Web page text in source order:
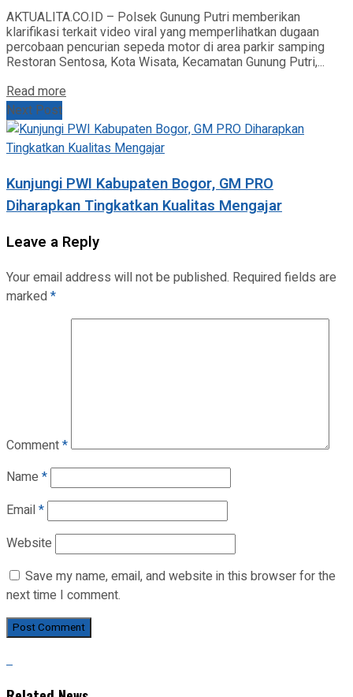
AKTUALITA.CO.ID – Polsek Gunung Putri memberikan
klarifikasi terkait video viral yang memperlihatkan dugaan
percobaan pencurian sepeda motor di area parkir samping
Restoran Sentosa, Kota Wisata, Kecamatan Gunung Putri,...
Read more
Next Post
Kunjungi PWI Kabupaten Bogor, GM PRO
Diharapkan Tingkatkan Kualitas Mengajar
Leave a Reply
Your email address will not be published. Required fields are
marked*
Comment*
Name *
Email*
Website
Save my name, email, and website in this browser for the
next time I comment.